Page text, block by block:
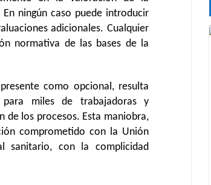
ningún caso puede introducir
adicionales. Cualquier
normativa de las bases de la
como opcional, resulta
miles de trabajadoras y
de los procesos. Esta maniobra,
comprometido con la Unión
sanitario, con la complicidad